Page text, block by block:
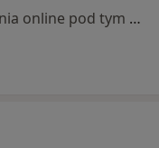
Specjalista nie oferuje umawiania online pod tym adresem.